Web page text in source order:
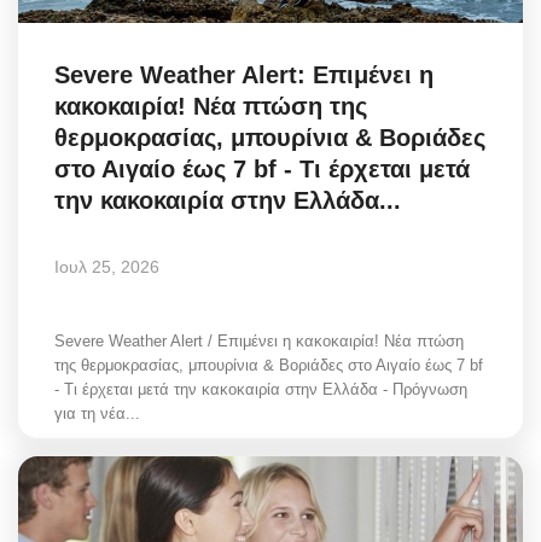
Severe Weather Alert: Επιμένει η
κακοκαιρία! Νέα πτώση της
θερμοκρασίας, μπουρίνια & Βοριάδες
στο Αιγαίο έως 7 bf - Τι έρχεται μετά
την κακοκαιρία στην Ελλάδα...
Ιουλ 25, 2026
Severe Weather Alert / Επιμένει η κακοκαιρία! Νέα πτώση
της θερμοκρασίας, μπουρίνια & Βοριάδες στο Αιγαίο έως 7 bf
- Τι έρχεται μετά την κακοκαιρία στην Ελλάδα - Πρόγνωση
για τη νέα...